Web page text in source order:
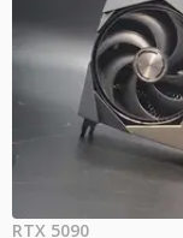
RTX 5090